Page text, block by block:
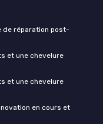
de réparation post-
et une chevelure
et une chevelure
en cours et